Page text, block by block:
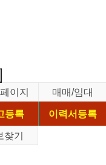
이지
매매/임대
등록
이력서등록
찾기